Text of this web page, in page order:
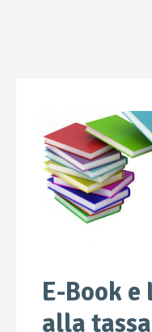
E-Book
alla